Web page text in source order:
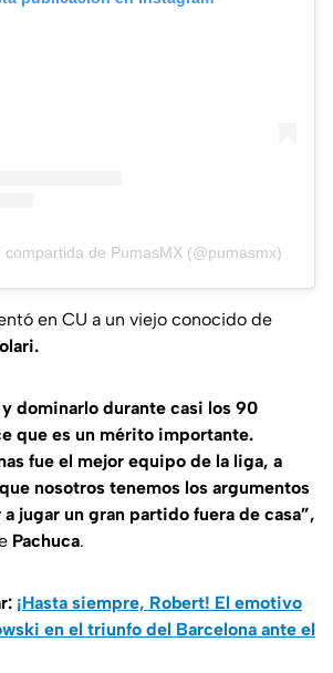
compartida de PumasMX (@pumasmx)
en CU a un viejo conocido de
y dominarlo durante casi los 90
que es un mérito importante.
fue el mejor equipo de la liga, a
nosotros tenemos los argumentos
jugar un gran partido fuera de casa”,
Pachuca.
¡Hasta siempre, Robert! El emotivo
en el triunfo del Barcelona ante el